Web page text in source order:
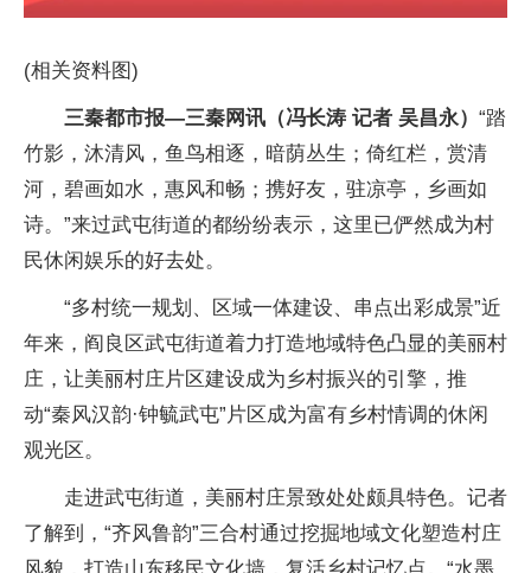
(相关资料图)
三秦都市报—三秦网讯（冯长涛 记者 吴昌永） “踏
竹影，沐清风，鱼鸟相逐，暗荫丛生；倚红栏，赏清
河，碧画如水，惠风和畅；携好友，驻凉亭，乡画如
诗。”来过武屯街道的都纷纷表示，这里已俨然成为村
民休闲娱乐的好去处。
“多村统一规划、区域一体建设、串点出彩成景”近
年来，阎良区武屯街道着力打造地域特色凸显的美丽村
庄，让美丽村庄片区建设成为乡村振兴的引擎，推
动“秦风汉韵·钟毓武屯”片区成为富有乡村情调的休闲
观光区。
走进武屯街道，美丽村庄景致处处颇具特色。记者
了解到，“齐风鲁韵”三合村通过挖掘地域文化塑造村庄